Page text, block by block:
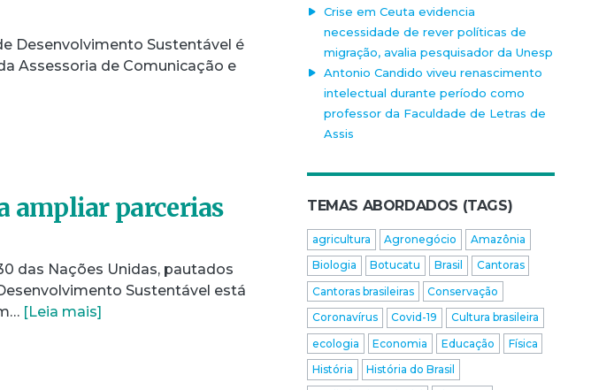
Desenvolvimento Sustentável é
Assessoria de Comunicação e
ampliar parcerias
das Nações Unidas, pautados
Sustentável está
[Leia mais]
Crise em Ceuta evidencia
necessidade de rever políticas de
migração, avalia pesquisador da Unesp
Antonio Candido viveu renascimento
intelectual durante período como
professor da Faculdade de Letras de
Assis
TEMAS ABORDADOS (TAGS)
agricultura Agronegócio
Amazônia
Biologia
Botucatu Brasil
Cantoras
Cantoras brasileiras
Conservação
Coronavírus
Covid-19
Cultura brasileira
ecologia
Economia Educação
Física
História
História do Brasil